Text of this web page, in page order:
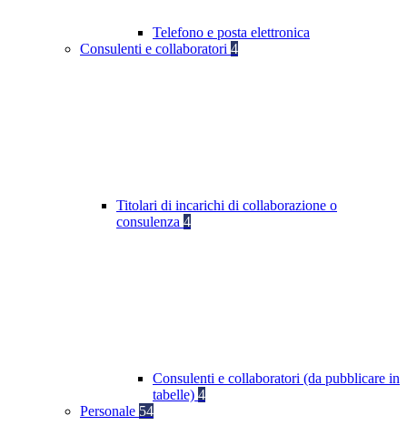
Telefono e posta elettronica
Consulenti e collaboratori 4
Titolari di incarichi di collaborazione o
consulenza 4
Consulenti e collaboratori (da pubblicare in
tabelle) 4
Personale 54